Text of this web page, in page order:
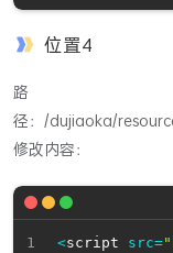
位置4
路
径：/dujiaoka/
修改内容：
<script src=